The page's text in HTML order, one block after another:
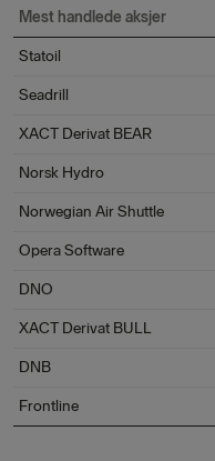
Mest handlede aksjer
Statoil
Seadrill
XACT Derivat BEAR
Norsk Hydro
Norwegian Air Shuttle
Opera Software
DNO
XACT Derivat BULL
DNB
Frontline